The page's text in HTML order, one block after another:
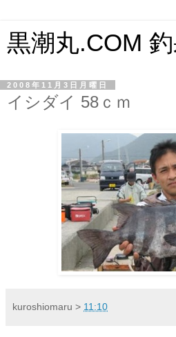
黒潮丸.COM
2008年11月3日月曜日
イシダイ 58ｃｍ
kuroshiomaru > 11:10